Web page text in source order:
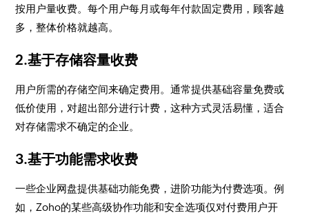
按用户量收费。每个用户每月或每年付款固定费用，顾客越
多，整体价格就越高。
2.基于存储容量收费
用户所需的存储空间来确定费用。通常提供基础容量免费或
低价使用，对超出部分进行计费，这种方式灵活易懂，适合
对存储需求不确定的企业。
3.基于功能需求收费
一些企业网盘提供基础功能免费，进阶功能为付费选项。例
如，Zoho的某些高级协作功能和安全选项仅对付费用户开